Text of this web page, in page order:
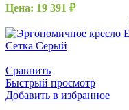
Цена: 19 391 ₽
Сравнить
Быстрый просмотр
Добавить в избранное